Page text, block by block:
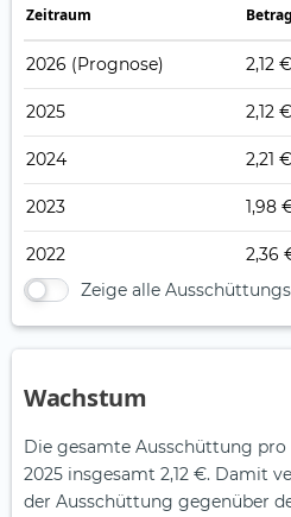
Zeitraum Betrag
2026 (Prognose) 2,12 €
2025 2,12 €
2024 2,21 €
2023 1,98
2022 2,36
Zeige alle
Wachstum
Die gesamte Ausschüttung
2025 insgesamt 2,12 €. Damit
der Ausschüttung gegenüber